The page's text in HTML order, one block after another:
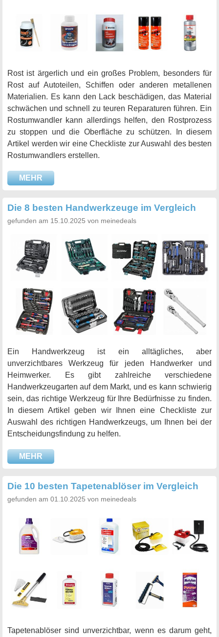
Rost ist ärgerlich und ein großes Problem, besonders für
Rost auf Autoteilen, Schiffen oder anderen metallenen
Materialien. Es kann den Lack beschädigen, das Material
schwächen und schnell zu teuren Reparaturen führen. Ein
Rostumwandler kann allerdings helfen, den Rostprozess
zu stoppen und die Oberfläche zu schützen. In diesem
Artikel werden wir eine Checkliste zur Auswahl des besten
Rostumwandlers erstellen.
MEHR
Die 8 besten Handwerkzeuge im Vergleich
gefunden am 15.10.2025 von meinedeals
Ein Handwerkzeug ist ein alltägliches, aber
unverzichtbares Werkzeug für jeden Handwerker und
Heimwerker. Es gibt zahlreiche verschiedene
Handwerkzeugarten auf dem Markt, und es kann schwierig
sein, das richtige Werkzeug für Ihre Bedürfnisse zu finden.
In diesem Artikel geben wir Ihnen eine Checkliste zur
Auswahl des richtigen Handwerkzeugs, um Ihnen bei der
Entscheidungsfindung zu helfen.
MEHR
Die 10 besten Tapetenablöser im Vergleich
gefunden am 01.10.2025 von meinedeals
Tapetenablöser sind unverzichtbar, wenn es darum geht,